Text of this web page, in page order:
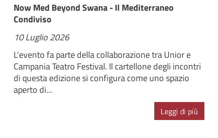
Now Med Beyond Swana - Il Mediterraneo
Condiviso
10 Luglio 2026
L'evento fa parte della collaborazione tra Unior e
Campania Teatro Festival. Il cartellone degli incontri
di questa edizione si configura come uno spazio
aperto di...
Leggi di più